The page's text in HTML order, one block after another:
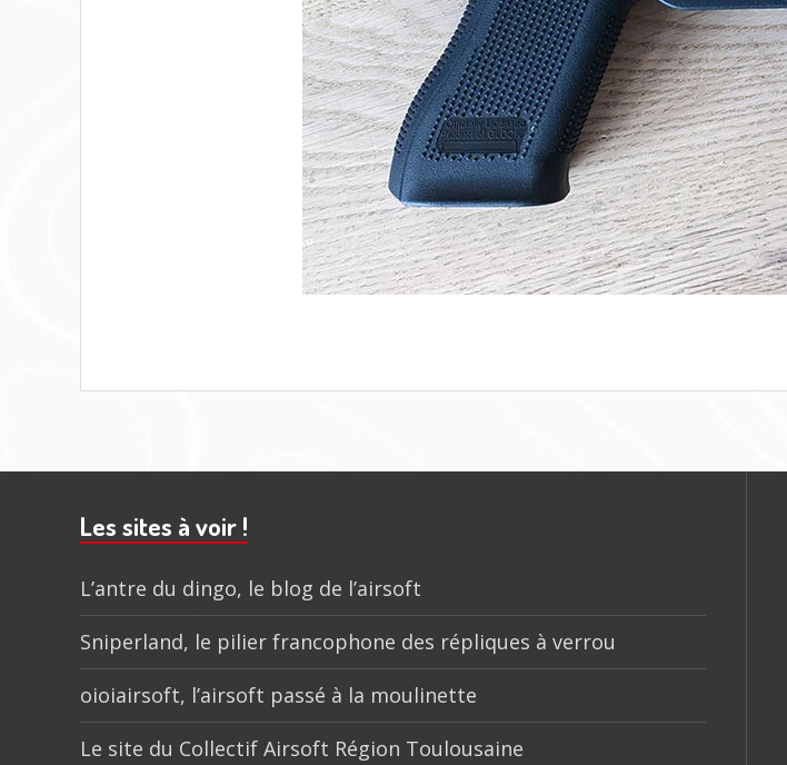
subsidiaire
Les sites à voir !
L’antre du dingo, le blog de l’airsoft
Sniperland, le pilier francophone des répliques à verrou
oioiairsoft, l’airsoft passé à la moulinette
Le site du Collectif Airsoft Région Toulousaine